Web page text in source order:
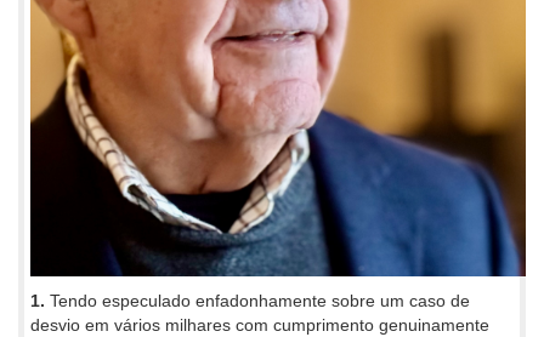
1. Tendo especulado enfadonhamente sobre um caso de
desvio em vários milhares com cumprimento genuinamente